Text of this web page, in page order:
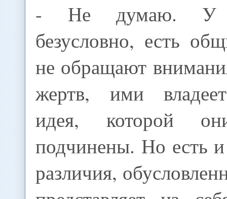
- Не думаю. У
безусловно, есть
не обращают
жертв, ими
идея, которой
подчинены. Но есть
различия,